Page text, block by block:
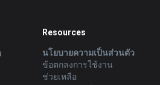
Resources
นโยบายความเป็นส่วนตัว
ข้อตกลงการใช้งาน
ช่วยเหลือ